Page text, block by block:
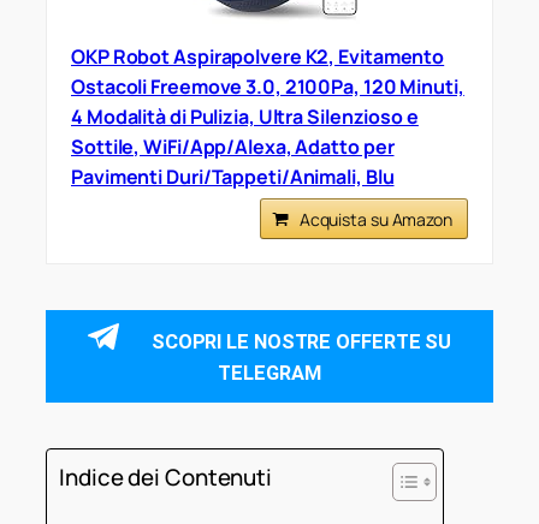
OKP Robot Aspirapolvere K2, Evitamento
Ostacoli Freemove 3.0, 2100Pa, 120 Minuti,
4 Modalità di Pulizia, Ultra Silenzioso e
Sottile, WiFi/App/Alexa, Adatto per
Pavimenti Duri/Tappeti/Animali, Blu
Acquista su Amazon
SCOPRI LE NOSTRE OFFERTE SU
TELEGRAM
Indice dei Contenuti